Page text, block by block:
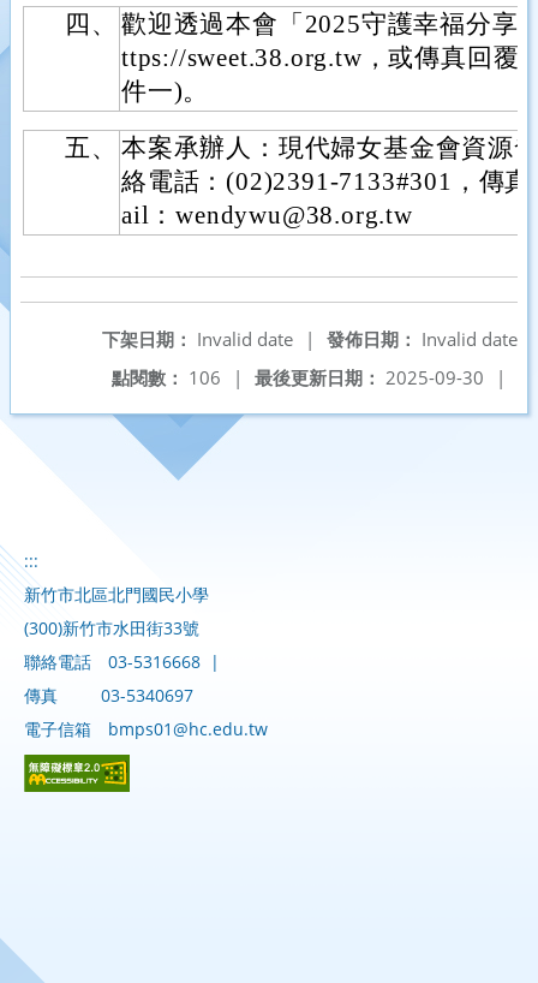
四、
歡迎透過本會「2025守護幸福分享
ttps://sweet.38.org.tw，或傳真回覆
件一)。
五、
本案承辦人：現代婦女基金會資源
絡電話：(02)2391-7133#301，傳
ail：wendywu@38.org.tw
發佈日期： Invalid date
下架日期： Invalid date
|
最後更新日期： 2025-09-30 |
點閱數： 106 |
:::
新竹市北區北門國民小學
(300)新竹市水田街33號
聯絡電話
03-5316668 |
傳真
03-5340697
電子信箱
bmps01@hc.edu.tw